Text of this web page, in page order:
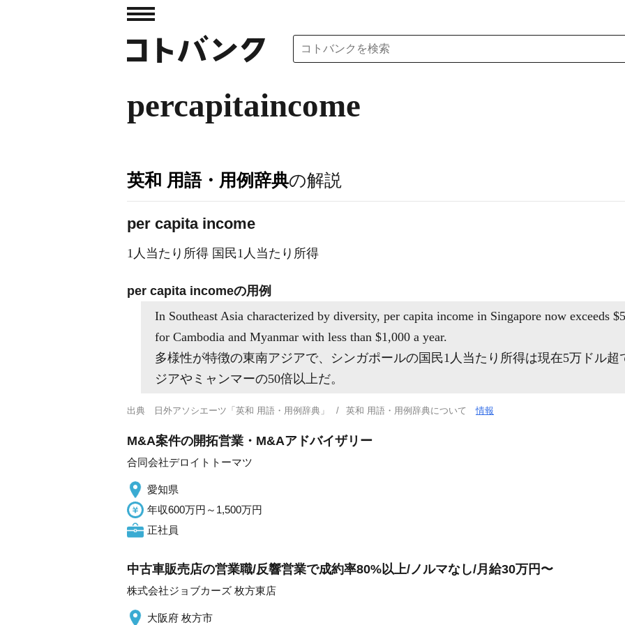
percapitaincome
英和 用語・用例辞典の解説
per capita income
1人当たり所得 国民1人当たり所得
per capita incomeの用例
In Southeast Asia characterized by diversity, per capita income in Singapore now exceeds
for Cambodia and Myanmar with less than $1,000 a year.
多様性が特徴の東南アジアで、シンガポールの国民1人当たり所得は現在5万ドル超
ジアやミャンマーの50倍以上だ。
出典 日外アソシエーツ「英和 用語・用例辞典」 英和 用語・用例辞典について情報
M&A案件の開拓営業・M&Aアドバイザリー
合同会社デロイトトーマツ
愛知県
年収600万円～1,500万円
正社員
中古車販売店の営業職/反響営業で成約率80%以上/ノルマなし/月給30万円〜
株式会社ジョブカーズ 枚方東店
大阪府 枚方市